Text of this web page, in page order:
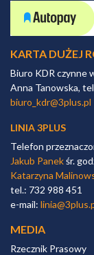
KARTA DUŻEJ
Biuro KDR czynne
Anna Tanowska,
biuro_kdr@3plus.pl
LINIA 3PLUS
Telefon
Jakub Panekśr.
Katarzyna
tel.: 732 988 451
e-mail:
MEDIA
Rzecznik Prasowy